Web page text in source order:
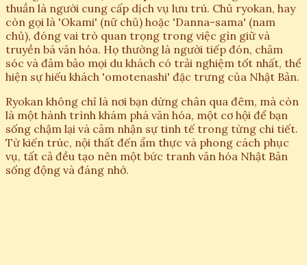
thuần là người cung cấp dịch vụ lưu trú. Chủ ryokan, hay
còn gọi là 'Okami' (nữ chủ) hoặc 'Danna-sama' (nam
chủ), đóng vai trò quan trọng trong việc gìn giữ và
truyền bá văn hóa. Họ thường là người tiếp đón, chăm
sóc và đảm bảo mọi du khách có trải nghiệm tốt nhất, thể
hiện sự hiếu khách 'omotenashi' đặc trưng của Nhật Bản.
Ryokan không chỉ là nơi bạn dừng chân qua đêm, mà còn
là một hành trình khám phá văn hóa, một cơ hội để bạn
sống chậm lại và cảm nhận sự tinh tế trong từng chi tiết.
Từ kiến trúc, nội thất đến ẩm thực và phong cách phục
vụ, tất cả đều tạo nên một bức tranh văn hóa Nhật Bản
sống động và đáng nhớ.